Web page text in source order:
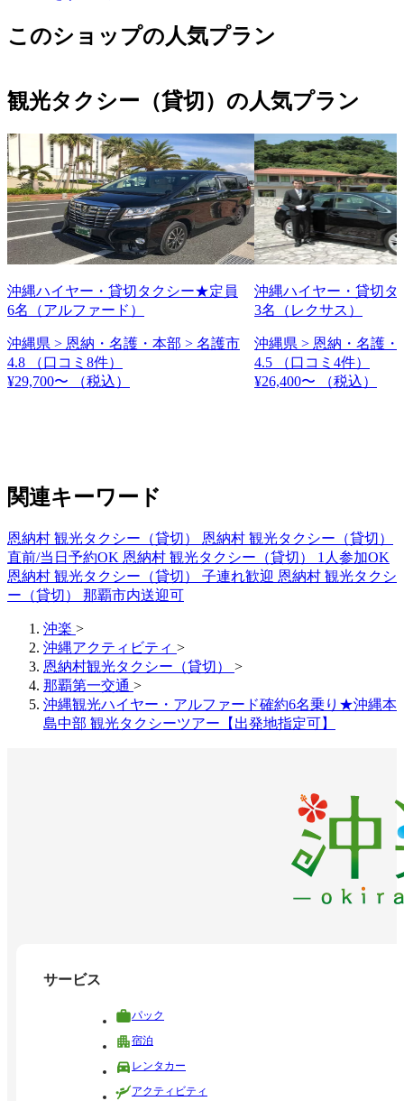
このショップの人気プラン
観光タクシー（貸切）の人気プラン
沖縄ハイヤー・貸切タクシー★定員
6名（アルファード）
沖縄県 > 恩納・名護・本部 > 名護市
4.8
（口コミ8件）
¥29,700〜
（税込）
沖縄ハイヤー・貸切
3名（レクサス）
沖縄県 > 恩納・名護・
4.5
（口コミ4件）
¥26,400〜
（税込）
関連キーワード
恩納村 観光タクシー（貸切） 恩納村 観光タクシー（貸切）
直前/当日予約OK 恩納村 観光タクシー（貸切） 1人参加OK
恩納村 観光タクシー（貸切） 子連れ歓迎 恩納村 観光タクシ
ー（貸切） 那覇市内送迎可
沖楽 >
沖縄アクティビティ >
恩納村観光タクシー（貸切） >
那覇第一交通 >
沖縄観光ハイヤー・アルファード確約6名乗り★沖縄本
島中部 観光タクシーツアー【出発地指定可】
サービス
パック
宿泊
レンタカー
アクティビティ